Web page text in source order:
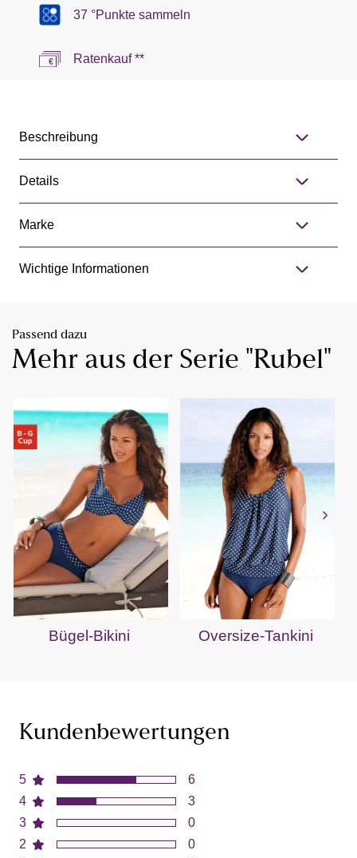
37 °Punkte sammeln
Ratenkauf **
Beschreibung
Details
Marke
Wichtige Informationen
Passend dazu
Mehr aus der Serie "Rubel"
Bügel-Bikini Oversize-Tankini
Kundenbewertungen
5
4
3
2
6
3
0
0